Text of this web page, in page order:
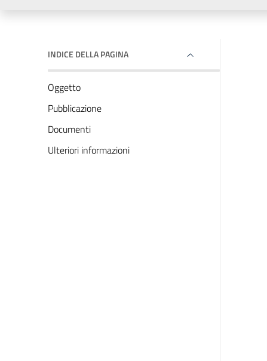
INDICE DELLA PAGINA
Oggetto
Pubblicazione
Documenti
Ulteriori informazioni